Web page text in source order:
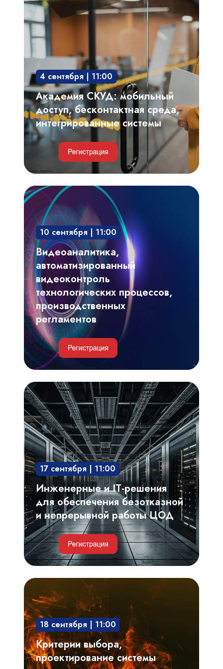
СКУД:
мобильный
доступ,
бесконтактная
интегрированные
системы
4 сентября | 11:00
Академия СКУД: мобильный
доступ, бесконтактная среда,
интегрированные системы
Видеоаналитика,
автоматизированный
видеоконтроль
технологических
процессов,
производственных
регламентов
10 сентября | 11:00
Видеоаналитика,
автоматизированный
видеоконтроль
технологических процессов,
производственных
регламентов
Инженерные
и
IT-
решения
для
обеспечения
безотказной
и
непрерывной
работы
ЦОД
17 сентября | 11:00
Инженерные и IT-решения
для обеспечения безотказной
и непрерывной работы ЦОД
Критерии
выбора,
проектирование
системы
газового
пожаротушения.
18 сентября | 11:00
Критерии выбора,
проектирование системы